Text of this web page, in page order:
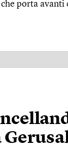
porta avanti